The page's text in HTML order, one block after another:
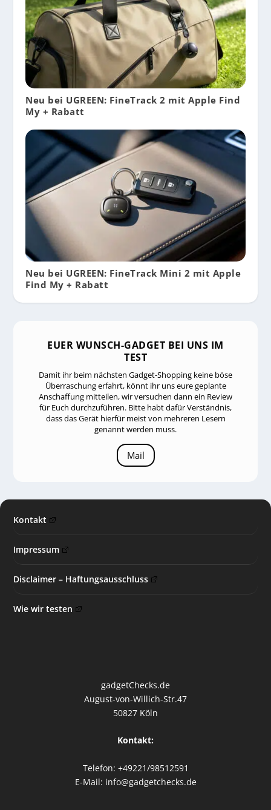
Neu bei UGREEN: FineTrack 2 mit Apple Find
My + Rabatt
Neu bei UGREEN: FineTrack Mini 2 mit Apple
Find My + Rabatt
EUER WUNSCH-GADGET BEI UNS IM
TEST
Damit ihr beim nächsten Gadget-Shopping keine böse
Überraschung erfahrt, könnt ihr uns eure geplante
Anschaffung mitteilen, wir versuchen dann ein Review
für Euch durchzuführen. Bitte habt dafür Verständnis,
dass das Gerät hierfür meist von mehreren Lesern
genannt werden muss.
Mail
Kontakt
Impressum
Disclaimer – Haftungsausschluss
Wie wir testen
gadgetChecks.de
August-von-Willich-Str.47
50827 Köln
Kontakt:
Telefon: +49221/98512591
E-Mail: info@gadgetchecks.de